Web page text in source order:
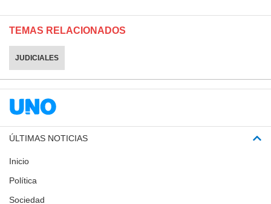
TEMAS RELACIONADOS
JUDICIALES
ÚLTIMAS NOTICIAS
Inicio
Política
Sociedad